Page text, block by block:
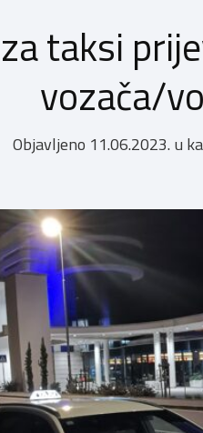
taksi
vozača/
Objavljeno 11.06.2023. u